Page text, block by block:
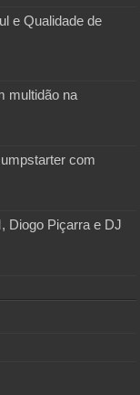
e Qualidade de
multidão na
com
Diogo Piçarra e DJ